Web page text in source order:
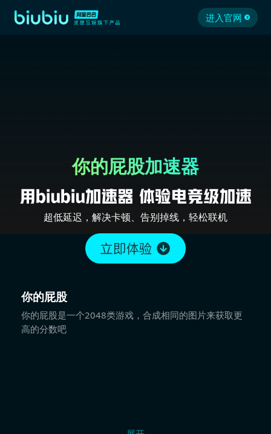
进入官网
你的屁股加速器
超低延迟，解决卡顿、告别掉线，轻松联机
你的屁股
你的屁股是一个2048类游戏，合成相同的图片来获取更
高的分数吧